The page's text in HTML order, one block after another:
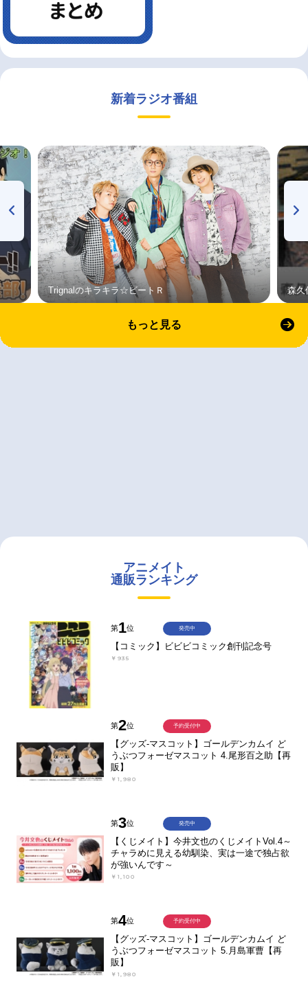
新着ラジオ番組
Trignalのキラキラ☆ビートＲ 森久
もっと見る
アニメイト
通販ランキング
第1位
【コミック】ビビビコミック創刊記念号
￥935
発売中
第2位
【グッズ-マスコット】ゴールデンカムイ ど
うぶつフォーゼマスコット 4.尾形百之助【再
販】
￥1,980
予約受付中
第3位
【くじメイト】今井文也のくじメイトVol.4～
チャラめに見える幼馴染、実は一途で独占欲
が強いんです～
￥1,100
発売中
第4位
【グッズ-マスコット】ゴールデンカムイ ど
うぶつフォーゼマスコット 5.月島軍曹【再
販】
￥1,980
予約受付中